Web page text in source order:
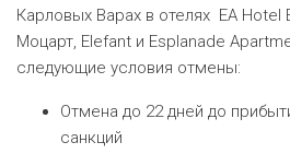
Карловых Варах в отелях EA Hotel
Моцарт, Elefant и Esplanade
следующие условия отмены:
Отмена до 22 дней до
санкций